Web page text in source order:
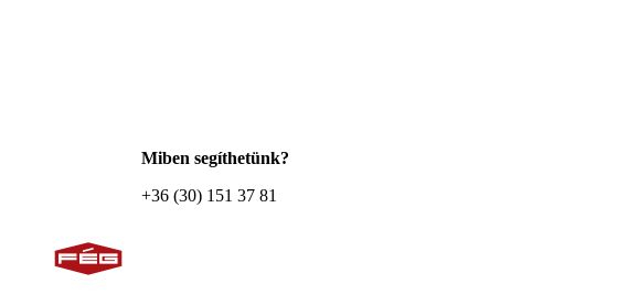
Miben segíthetünk?
+36 (30) 151 37 81